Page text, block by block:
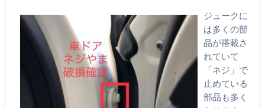
ジュークに
は多くの部
品が搭載さ
れていて
「ネジ」で
止めている
部品も多く